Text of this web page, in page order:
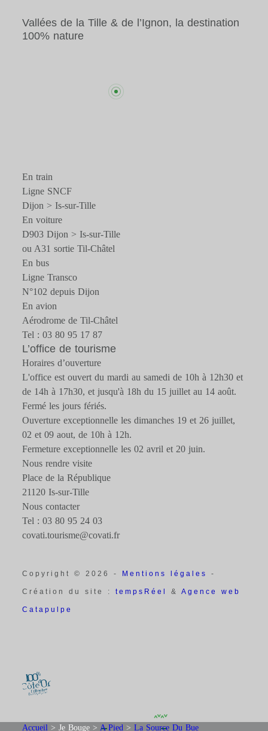
Accueil >Je Bouge >A Pied >La Source Du Bue
Vallées de la Tille & de l’Ignon, la destination
100% nature
En train
Ligne SNCF
Dijon > Is-sur-Tille
En voiture
D903 Dijon > Is-sur-Tille
ou A31 sortie Til-Châtel
En bus
Ligne Transco
N°102 depuis Dijon
En avion
Aérodrome de Til-Châtel
Tel : 03 80 95 17 87
L’office de tourisme
Horaires d’ouverture
L'office est ouvert du mardi au samedi de 10h à 12h30 et
de 14h à 17h30, et jusqu'à 18h du 15 juillet au 14 août.
Fermé les jours fériés.
Ouverture exceptionnelle les dimanches 19 et 26 juillet,
02 et 09 aout, de 10h à 12h.
Fermeture exceptionnelle les 02 avril et 20 juin.
Nous rendre visite
Place de la République
21120 Is-sur-Tille
Nous contacter
Tel : 03 80 95 24 03
covati.tourisme@covati.fr
Copyright © 2026 - Mentions légales -
Création du site :tempsRéel&Agence web
Catapulpe